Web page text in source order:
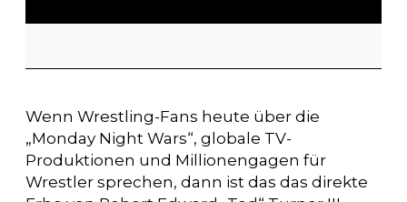
Wenn Wrestling-Fans heute über die
„Monday Night Wars“, globale TV-
Produktionen und Millionengagen für
Wrestler sprechen, dann ist das das direkte